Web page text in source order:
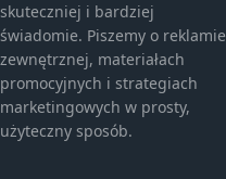
skuteczniej i bardziej
świadomie. Piszemy o reklamie
zewnętrznej, materiałach
promocyjnych i strategiach
marketingowych w prosty,
użyteczny sposób.